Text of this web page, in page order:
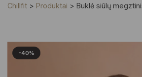
Chillfit > Produktai > Buklė siūlų
-40%